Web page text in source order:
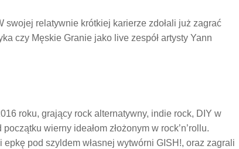
swojej relatywnie krótkiej karierze zdołali już zagrać
czy Męskie Granie jako live zespół artysty Yann
roku, grający rock alternatywny, indie rock, DIY w
wierny ideałom złożonym w rock’n’rollu.
pod szyldem własnej wytwórni GISH!, oraz zagrali